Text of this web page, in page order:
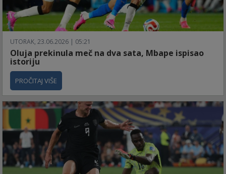
UTORAK, 23.06.2026 | 05:21
Oluja prekinula meč na dva sata, Mbape ispisao
istoriju
PROČITAJ VIŠE